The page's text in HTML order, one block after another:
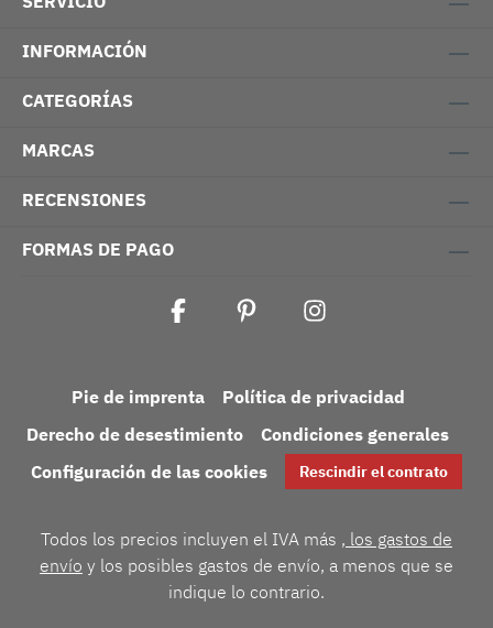
INFORMACIÓN
CATEGORÍAS
MARCAS
RECENSIONES
FORMAS DE PAGO
Pie de imprenta
Política de privacidad
Derecho de desestimiento
Condiciones generales
Configuración de las cookies
Rescindir el contrato
Todos los precios incluyen el IVA más , los gastos de
envío y los posibles gastos de envío, a menos que se
indique lo contrario.